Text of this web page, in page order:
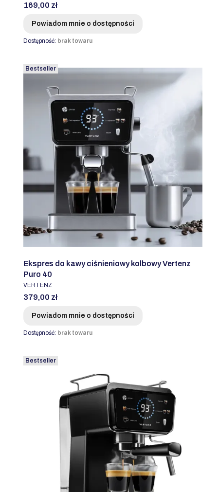
Cena
169,00 zł
Powiadom mnie o dostępności
Dostępność: brak towaru
Bestseller
Ekspres do kawy ciśnieniowy kolbowy Vertenz
Puro 40
PRODUCENT
VERTENZ
Cena
379,00 zł
Powiadom mnie o dostępności
Dostępność: brak towaru
Bestseller